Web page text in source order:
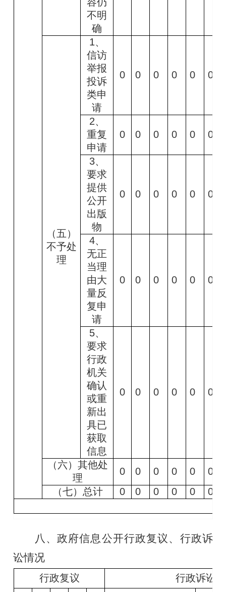
不明
确
（五）
不予处
理
1、
信访
举报
投诉
类申
请
0 0 0 0 0 0
2、
重复
申请
0 0 0 0 0 0
3、
要求
提供
公开
出版
物
0 0 0 0 0 0
4、
无正
当理
由大
量反
复申
请
0 0 0 0 0 0
5、
要求
行政
机关
确认
或重
新出
具已
获取
信息
0 0 0 0 0 0
（六）其他处
理
0 0 0 0 0
0
（七）总计
0 0 0 0 0 0
八、政府信息公开行政复议、行政诉
讼情况
行政复议 行政诉讼